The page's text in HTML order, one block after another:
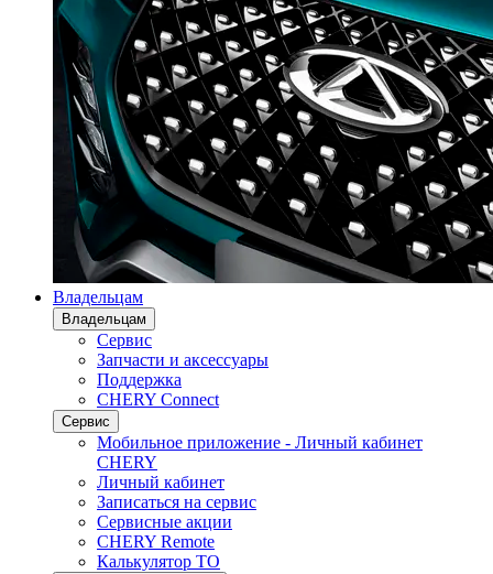
Владельцам
Владельцам
Сервис
Запчасти и аксессуары
Поддержка
CHERY Connect
Сервис
Мобильное приложение - Личный кабинет
CHERY
Личный кабинет
Записаться на сервис
Сервисные акции
CHERY Remote
Калькулятор ТО